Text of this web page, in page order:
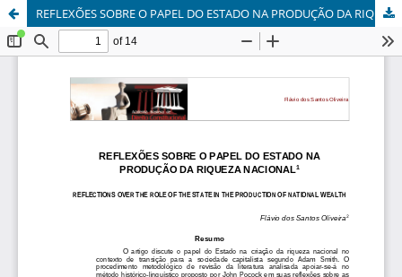
REFLEXÕES SOBRE O PAPEL DO ESTADO NA PRODUÇÃO DA RIQUEZA NACIONAL